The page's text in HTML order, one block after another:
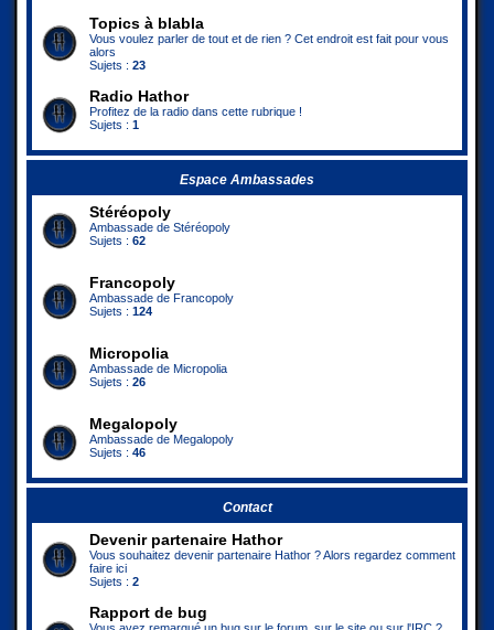
Topics à blabla
Vous voulez parler de tout et de rien ? Cet endroit est fait pour vous
alors
Sujets : 23
Radio Hathor
Profitez de la radio dans cette rubrique !
Sujets : 1
Espace Ambassades
Stéréopoly
Ambassade de Stéréopoly
Sujets : 62
Francopoly
Ambassade de Francopoly
Sujets : 124
Micropolia
Ambassade de Micropolia
Sujets : 26
Megalopoly
Ambassade de Megalopoly
Sujets : 46
Contact
Devenir partenaire Hathor
Vous souhaitez devenir partenaire Hathor ? Alors regardez comment
faire ici
Sujets : 2
Rapport de bug